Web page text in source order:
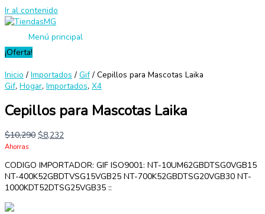
Ir al contenido
Menú principal
¡Oferta!
Inicio / Importados / Gif/ Cepillos para Mascotas Laika
Gif, Hogar, Importados, X4
Cepillos para Mascotas Laika
$10,290 $8,232
Ahorras
CODIGO IMPORTADOR: GIF ISO9001: NT-10UM62GBDTSG0VGB15
NT-400K52GBDTVSG15VGB25 NT-700K52GBDTSG20VGB30 NT-
1000KDT52DTSG25VGB35 ::